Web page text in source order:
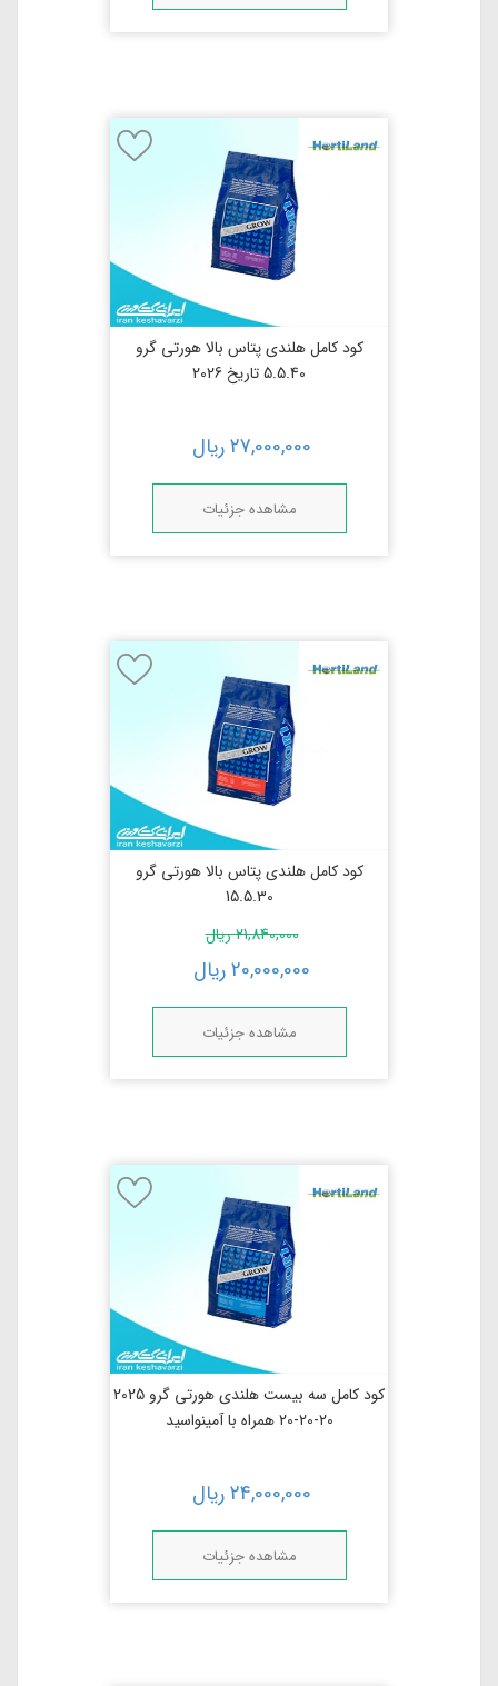
کود کامل هلندی پتاس بالا هورتی گرو
5.5.40 تاریخ 2026
27,000,000ریال
مشاهده جزئیات
کود کامل هلندی پتاس بالا هورتی گرو
15.5.30
21,840,000ریال
20,000,000ریال
مشاهده جزئیات
کود کامل سه بیست هلندی هورتی گرو 2025
20-20-20 همراه با آمینواسید
24,000,000ریال
مشاهده جزئیات